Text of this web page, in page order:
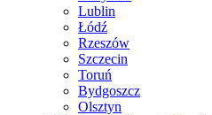
Lublin
Łódź
Rzeszów
Szczecin
Toruń
Bydgoszcz
Olsztyn